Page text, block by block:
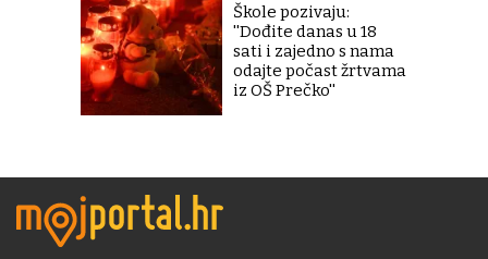
Škole pozivaju:
''Dođite danas u 18
sati i zajedno s nama
odajte počast žrtvama
iz OŠ Prečko''